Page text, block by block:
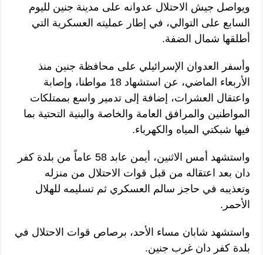
ويواصل جيش الاحتلال عدوانه على مدينة جنين لليوم
السابع على التوالي، في إطار عمليته العسكرية التي
أطلقها شمال الضفة.
وأسفر العدوان الإسرائيلي على محافظة جنين منذ
الأربعاء الماضي، عن استشهاد 18 مواطنا، وإصابة
واعتقال العشرات، إضافة إلى تدمير واسع بممتلكات
المواطنين والمرافق العامة والخاصة والبنية التحتية بما
فيها شبكتي المياه والكهرباء.
واستشهد أمس الاثنين، أيمن عابد 58 عاماً من بلدة كفر
دان بعد اعتقاله من قبل قوات الاحتلال من منزله
وتعذيبه في حاجز سالم العسكري ثم تسليمه للهلال
الأحمر.
واستشهد شابان مساء الأحد، برصاص قوات الاحتلال في
بلدة كفر دان غرب جنين.